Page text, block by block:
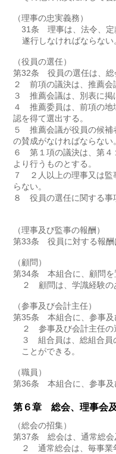
（理事の忠実義務）
第31条 理事は、法令、
遂行しなければならない
（役員の選任）
第32条 役員の選任は、総
２ 前項の議決は、推薦会
３ 推薦会議は、別表に掲
４ 推薦委員は、前項の地
認を得て選出する。
５ 推薦会議が役員の候補
の賛成がなければならない
６ 第１項の議決は、第４
より行うものとする。
７ ２人以上の理事又は監
らない。
８ 役員の選任に関する事
（理事及び監事の報酬）
第33条 役員に対する報酬
（顧問）
第34条 本組合に、顧問を
２ 顧問は、学識経験の
（参事及び会計主任）
第35条 本組合に、参事及
２ 参事及び会計主任の
３ 組合員は、総組合員
ことができる。
（職員）
第36条 本組合に、参事及
第６章 総会、理事会
（総会の招集）
第37条 総会は、通常総会
２ 通常総会は、毎事業